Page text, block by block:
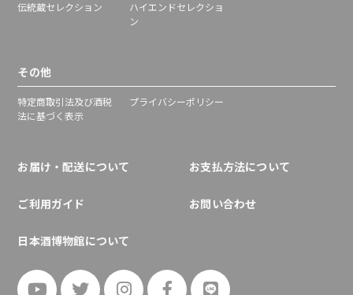
伝統蔵セレクション
ハイエンドセレクショ
ン
その他
特定商取引法及び酒税
法に基づく表示
プライバシーポリシー
お届け・配送について お支払方法について
ご利用ガイド お問い合わせ
日本酒博物館について